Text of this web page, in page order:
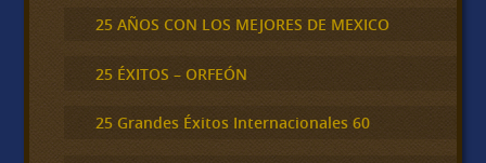
25 AÑOS CON LOS MEJORES DE MEXICO
25 ÉXITOS – ORFEÓN
25 Grandes Éxitos Internacionales 60